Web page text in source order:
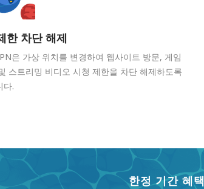
한 차단 해제
은 가상 위치를 변경하여 웹사이트 방문, 게임
스트리밍 비디오 시청 제한을 차단 해제하도록
다.
한정 기간 혜택